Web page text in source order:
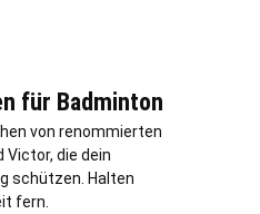
für Badminton
von renommierten
Victor, die dein
schützen. Halten
fern.